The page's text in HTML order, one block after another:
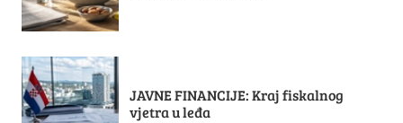
JAVNE FINANCIJE: Kraj fiskalnog
vjetra u leđa